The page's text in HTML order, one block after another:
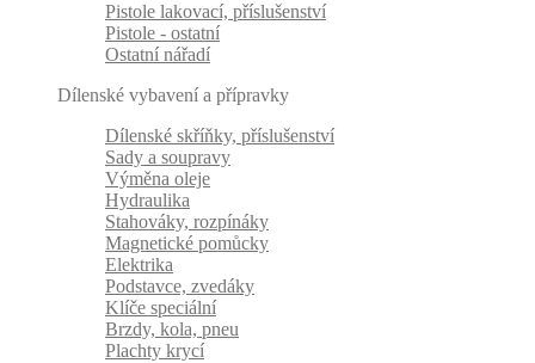
Pistole lakovací, příslušenství
Pistole - ostatní
Ostatní nářadí
Dílenské vybavení a přípravky
Dílenské skříňky, příslušenství
Sady a soupravy
Výměna oleje
Hydraulika
Stahováky, rozpínáky
Magnetické pomůcky
Elektrika
Podstavce, zvedáky
Klíče speciální
Brzdy, kola, pneu
Plachty krycí